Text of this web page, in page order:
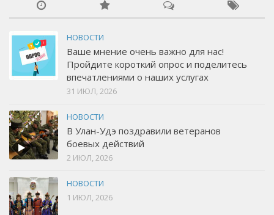
НОВОСТИ
Ваше мнение очень важно для нас!
Пройдите короткий опрос и поделитесь
впечатлениями о наших услугах
31 ИЮЛ, 2026
НОВОСТИ
В Улан-Удэ поздравили ветеранов
боевых действий
2 ИЮЛ, 2026
НОВОСТИ
1 ИЮЛ, 2026